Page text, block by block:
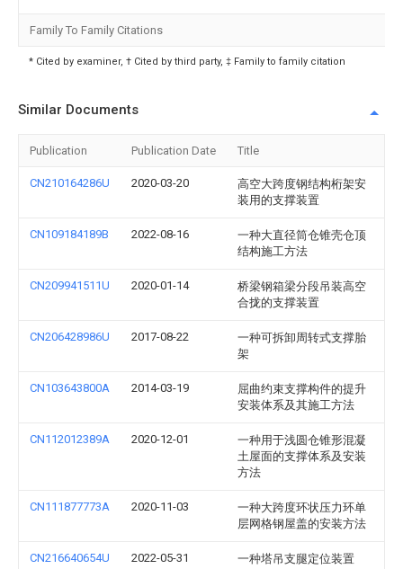
Family To Family Citations
* Cited by examiner, † Cited by third party, ‡ Family to family citation
Similar Documents
Publication Publication Date Title
CN210164286U 2020-03-20
高空大跨度钢结构桁架安
装用的支撑装置
CN109184189B 2022-08-16
一种大直径筒仓锥壳仓顶
结构施工方法
CN209941511U 2020-01-14
桥梁钢箱梁分段吊装高空
合拢的支撑装置
CN206428986U 2017-08-22
一种可拆卸周转式支撑胎
架
CN103643800A 2014-03-19
屈曲约束支撑构件的提升
安装体系及其施工方法
CN112012389A 2020-12-01
一种用于浅圆仓锥形混凝
土屋面的支撑体系及安装
方法
CN111877773A 2020-11-03
一种大跨度环状压力环单
层网格钢屋盖的安装方法
CN216640654U 2022-05-31 一种塔吊支腿定位装置